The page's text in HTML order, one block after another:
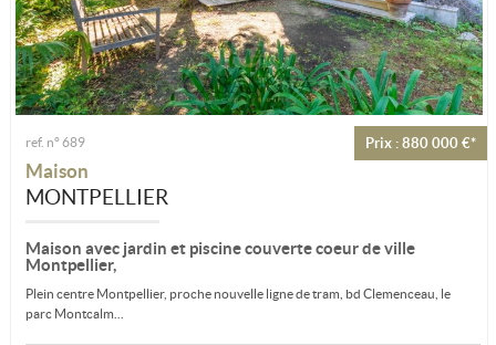
Prix : 880 000 €*
ref. n° 689
Maison
MONTPELLIER
Maison avec jardin et piscine couverte coeur de ville
Montpellier,
Plein centre Montpellier, proche nouvelle ligne de tram, bd Clemenceau, le
parc Montcalm...